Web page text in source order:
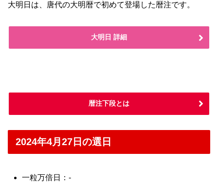
大明日は、唐代の大明暦で初めて登場した暦注です。
大明日 詳細
暦注下段とは
2024年4月27日の選日
一粒万倍日：-